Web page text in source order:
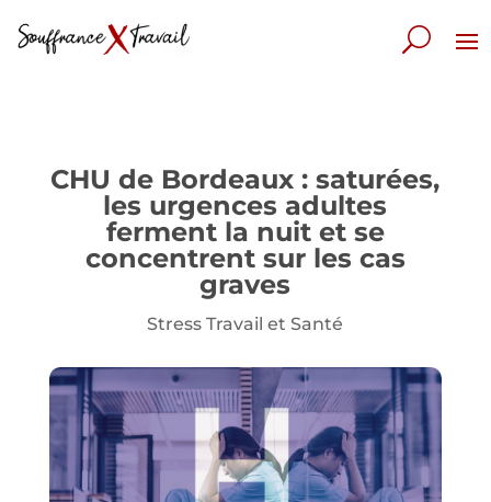
CHU de Bordeaux : saturées,
les urgences adultes
ferment la nuit et se
concentrent sur les cas
graves
Stress Travail et Santé